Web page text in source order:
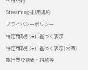
Streaming+利用規約
プライバシーポリシー
特定商取引法に基づく表示
特定商取引法に基づく表示(お酒)
旅行業登録表・約款等